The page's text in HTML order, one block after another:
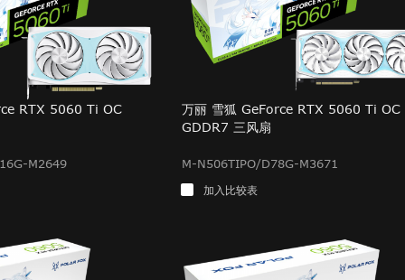
RTX 5060 Ti OC
M2649
万丽 雪狐 GeForce RTX 5060 Ti OC
GDDR7 三风扇
M-N506TIPO/D78G-M3671
加入比较表